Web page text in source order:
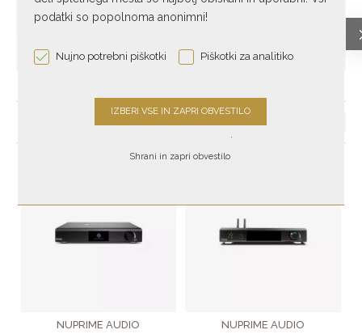
CD predvajalniki Digitalni pogoni Glasbeni strežniki
NUPRIME AUDIO NUPRIME AUDIO
podatki so popolnoma anonimni!
Nujno potrebni piškotki Piškotki za analitiko
Shrani in zapri obvestilo
.